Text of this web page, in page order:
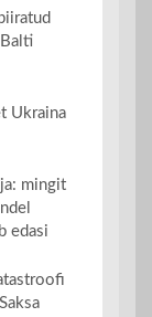
Ukraina
mingit
edasi